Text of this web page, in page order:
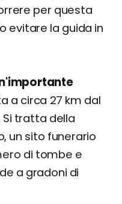
per questa
evitare la guida in
a circa 27 km dal
Si tratta della
un sito funerario
di tombe e
a gradoni di